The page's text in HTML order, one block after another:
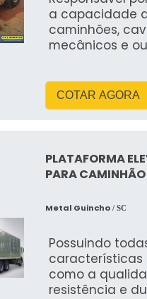
a capacidade
caminhões,
mecânicos e
COTAR AGORA
PLATAFORMA
PARA
Metal Guincho/ SC
Possuindo
características
como a
resistência e